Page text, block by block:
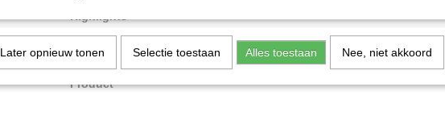
Containerwagen en containers met verschillende bedrijfsnummers.
Ideale wagen voor gesloten containertreinen.
Product
Later opnieuw tonen Selectie toestaan Alles toestaan Nee, niet akkoord